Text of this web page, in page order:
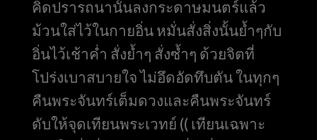
คิดปรารถนานั้นลงกระดาษมนตร์แล้ว
ม้วนใส่ไว้ในกายอิ่น หมั่นสั่งสิ่งนั้นย้ำๆกับ
อิ่นไว้เช้าค่ำ สั่งย้ำๆ สั่งซ้ำๆ ด้วยจิตที่
โปร่งเบาสบายใจ ไม่อึดอัดทึบตัน ในทุกๆ
คืนพระจันทร์เต็มดวงและคืนพระจันทร์
ดับให้จุดเทียนพระเวทย์ (( เทียนเฉพาะ